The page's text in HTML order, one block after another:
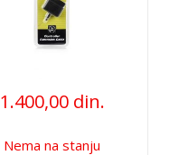
1.400,00 din.
Nema na stanju